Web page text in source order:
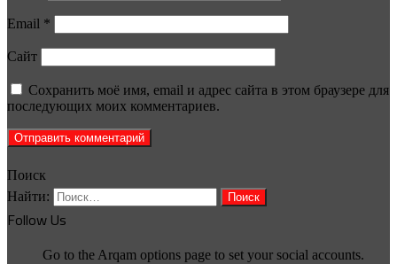
Email *
Сайт
Сохранить моё имя, email и адрес сайта в этом браузере для
последующих моих комментариев.
Поиск
Найти:
Follow Us
Go to the Arqam options page to set your social accounts.